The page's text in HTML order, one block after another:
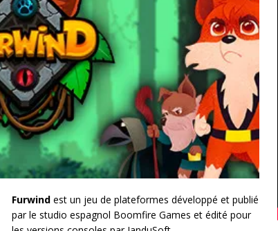
Furwind est un jeu de plateformes développé et publié
par le studio espagnol Boomfire Games et édité pour